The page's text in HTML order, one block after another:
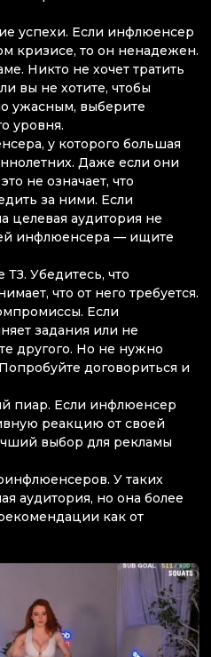
успехи. Если инфлюенсер
кризисе, то он ненадежен.
Никто не хочет тратить
вы не хотите, чтобы
ужасным, выберите
уровня.
у которого большая
Даже если они
не означает, что
за ними. Если
целевая аудитория не
инфлюенсера — ищите
Убедитесь, что
что от него требуется.
Если
задания или не
другого. Но не нужно
договориться и
пиар. Если инфлюенсер
реакцию от своей
выбор для рекламы
У таких
аудитория, но она более
как от